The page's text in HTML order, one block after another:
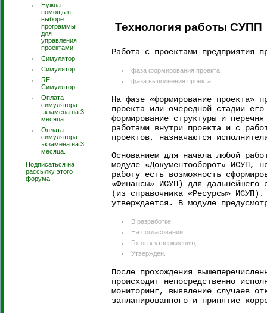
Нужна
помощь в
выборе
программы
для
управления
проектами
Симулятор
Симулятор
RE:
Симулятор
Оплата
симулятора
экзамена на 3
месяца.
Оплата
симулятора
экзамена на 3
месяца.
Подписаться на
рассылку этого
форума
Технология работы СУПП
Работа с проектами предприятия
фаза формирования проекта;
фаза выполнения проекта.
На фазе «формирование проекта»
проекта или очередной стадии
формирование структуры и
работами внутри проекта и с
проектов, назначаются
Основанием для начала любой
модуле «Документооборот» ИСУП,
работу есть возможность
«Финансы» ИСУП) для дальнейшего
(из справочника «Ресурсы»
утверждается. В модуле
В разработке;
На согласовании;
Готов к утверждению;
Утвержден.
После прохождения
происходит непосредственно
мониторинг, выявление случаев
запланированного и принятие